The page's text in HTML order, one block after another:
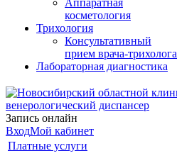
Аппаратная
косметология
Трихология
Консультативный
прием врача-трихолога
Лабораторная диагностика
Запись онлайн
ВходМой кабинет
Платные услуги